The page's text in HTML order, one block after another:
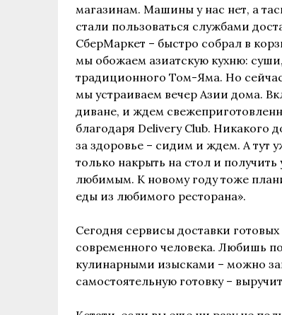
магазинам. Машины у нас нет, а
стали пользоваться службами
СберМаркет – быстро собрал в
мы обожаем азиатскую кухню:
традиционного Том-Яма. Но
мы устраиваем вечер Азии дома.
диване, и ждем
благодаря Delivery Club. Никакого
за здоровье – сидим и ждем. А тут
только накрыть на стол и
любимым. К новому году тоже
еды из любимого ресторана».
Сегодня сервисы доставки
современного человека. Любишь
кулинарными изысками – можно
самостоятельную готовку –